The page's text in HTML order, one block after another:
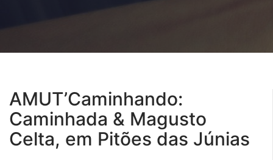
AMUT’Caminhando:
Caminhada & Magusto
Celta, em Pitões das Júnias